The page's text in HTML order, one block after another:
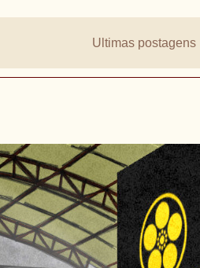
Ultimas postagens